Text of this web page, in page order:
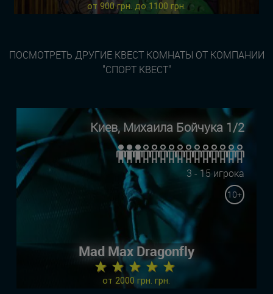
от 900 грн. до 1100 грн.
ПОСМОТРЕТЬ ДРУГИЕ КВЕСТ КОМНАТЫ ОТ КОМПАНИИ
"СПОРТ КВЕСТ"
Киев, Михаила Бойчука 1/2
3 - 15 игрока
10+
Mad Max Dragonfly
★ ★ ★ ★ ★
от 2000 грн. грн.